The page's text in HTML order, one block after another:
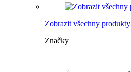
Zobrazit všechny produkty
Značky